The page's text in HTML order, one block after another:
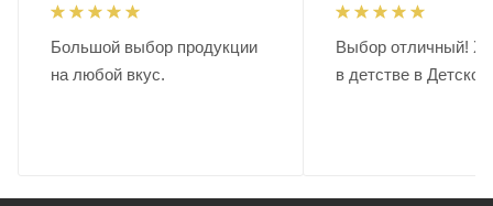
Большой выбор продукции
на любой вкус.
Выбор отличный!
в детстве в